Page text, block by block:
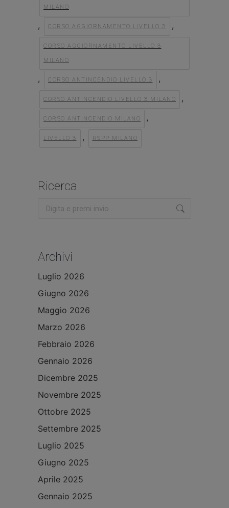
MILANO
, CORSO AGGIORNAMENTO LIVELLO 3 ,
CORSO AGGIORNAMENTO LIVELLO 3
MILANO
, CORSO ANTINCENDIO LIVELLO 3 ,
CORSO ANTINCENDIO LIVELLO 3 MILANO ,
CORSO ANTINCENDIO MILANO ,
LIVELLO 3 , RSPP MILANO
Ricerca
Cerca:
Archivi
Luglio 2026
Giugno 2026
Maggio 2026
Marzo 2026
Febbraio 2026
Gennaio 2026
Dicembre 2025
Novembre 2025
Ottobre 2025
Settembre 2025
Luglio 2025
Giugno 2025
Aprile 2025
Gennaio 2025